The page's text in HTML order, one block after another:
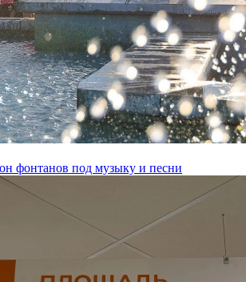
фонтанов под музыку и песни